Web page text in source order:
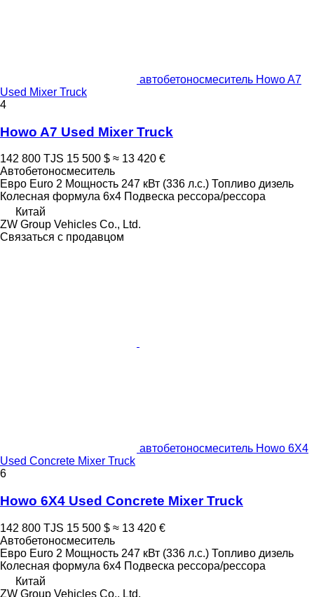
автобетоносмеситель Howo A7
Used Mixer Truck
4
Howo A7 Used Mixer Truck
142 800 TJS 15 500 $ ≈ 13 420 €
Автобетоносмеситель
Евро Euro 2 Мощность 247 кВт (336 л.с.) Топливо дизель
Колесная формула 6x4 Подвеска рессора/рессора
Китай
ZW Group Vehicles Co., Ltd.
Связаться с продавцом
автобетоносмеситель Howo 6X4
Used Concrete Mixer Truck
6
Howo 6X4 Used Concrete Mixer Truck
142 800 TJS 15 500 $ ≈ 13 420 €
Автобетоносмеситель
Евро Euro 2 Мощность 247 кВт (336 л.с.) Топливо дизель
Колесная формула 6x4 Подвеска рессора/рессора
Китай
ZW Group Vehicles Co., Ltd.